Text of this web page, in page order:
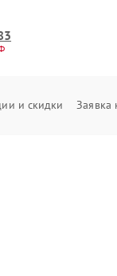
и скидки Заявка